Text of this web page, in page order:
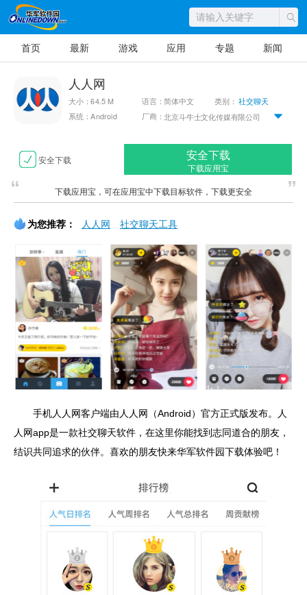
首页 最新 游戏 应用 专题 新闻
人人网
大小：64.5 M 语言：简体中文 类别：社交聊天
系统：Android
厂商：北京斗牛士文化传媒有限公司
安全下载 安全下载
下载应用宝
下载应用宝，可在应用宝中下载目标软件，下载更安全
为您推荐： 人人网 社交聊天工具
手机人人网客户端由人人网（Android）官方正式版发布。人
人网app是一款社交聊天软件，在这里你能找到志同道合的朋友，
结识共同追求的伙伴。喜欢的朋友快来华军软件园下载体验吧！